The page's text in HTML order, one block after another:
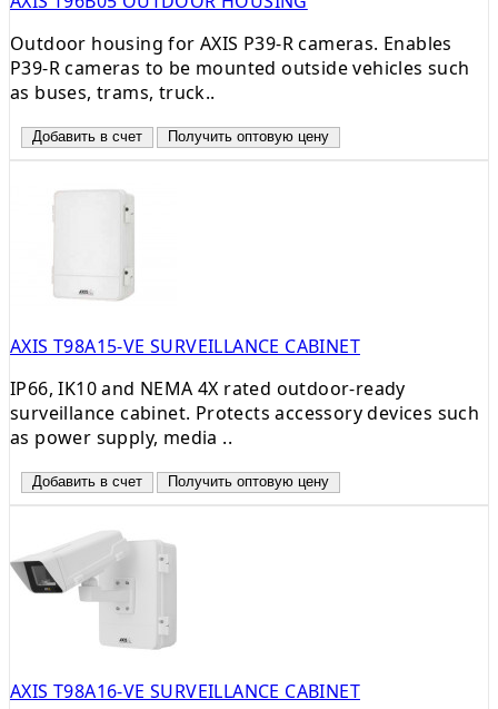
Outdoor housing for AXIS P39-R cameras. Enables
P39-R cameras to be mounted outside vehicles such
as buses, trams, truck..
Добавить в счет Получить оптовую цену
AXIS T98A15-VE SURVEILLANCE CABINET
IP66, IK10 and NEMA 4X rated outdoor-ready
surveillance cabinet. Protects accessory devices such
as power supply, media ..
Добавить в счет Получить оптовую цену
AXIS T98A16-VE SURVEILLANCE CABINET